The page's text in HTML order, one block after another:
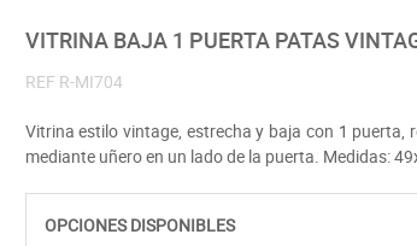
VITRINA BAJA 1 PUERTA PATAS
REF R-MI704
Vitrina estilo vintage, estrecha y baja con 1 puerta,
mediante uñero en un lado de la puerta. Medidas:
OPCIONES DISPONIBLES